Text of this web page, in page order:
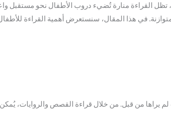
تظل القراءة منارة تُضيء دروب الأطفال نحو مستقبل
في هذا المقال، سنستعرض أهمية القراءة
من قبل. من خلال قراءة القصص والروايات، يُمكن